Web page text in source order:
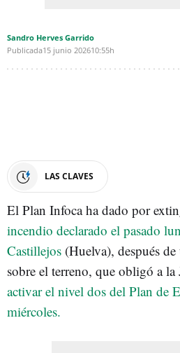
Sandro Herves Garrido
Publicada15 junio 202610:55h
LAS CLAVES
El Plan Infoca ha dado por
incendio declarado el pasado
Castillejos (Huelva), después
sobre el terreno, que obligó a
activar el nivel dos del Plan de
miércoles.